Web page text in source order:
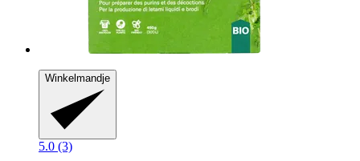
Winkelmandje
5.0 (3)